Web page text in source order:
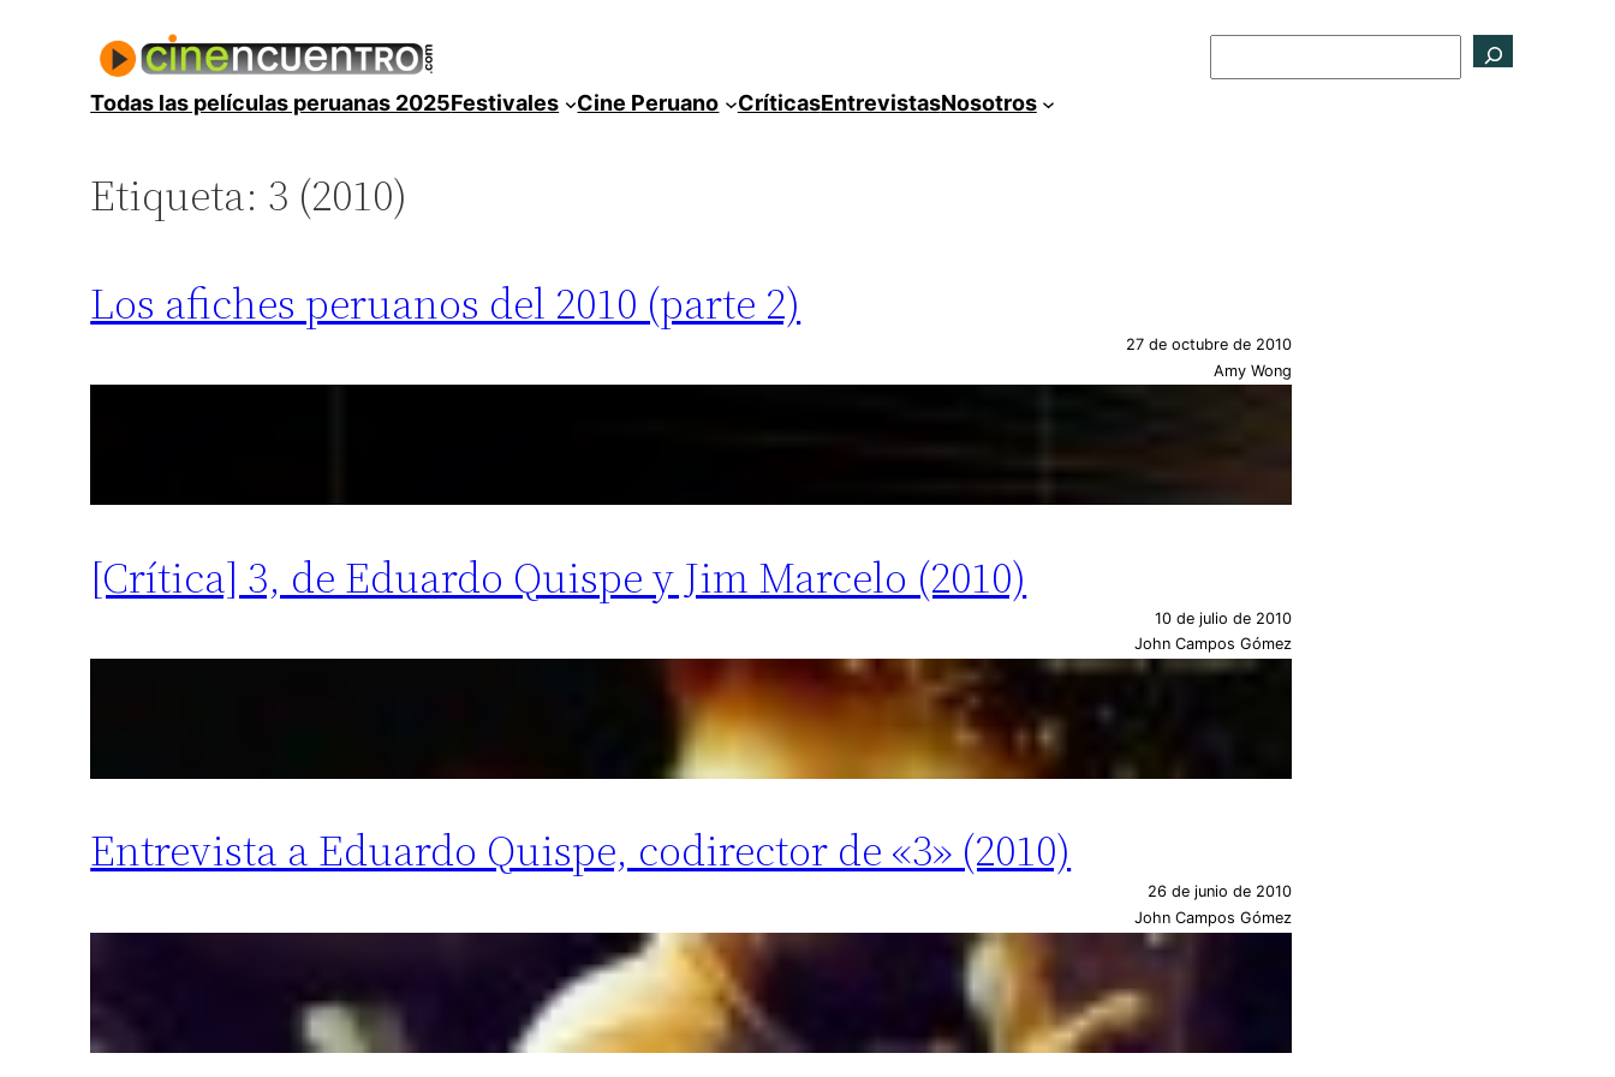
contenidoTodas las películas peruanas 2025Festivales Cine Peruano CríticasEntrevistasNosotros
Etiqueta: 3 (2010)
Los afiches peruanos del 2010 (parte 2)
27 de octubre de 2010
Amy Wong
[Crítica] 3, de Eduardo Quispe y Jim Marcelo (2010)
10 de julio de 2010
John Campos Gómez
Entrevista a Eduardo Quispe, codirector de «3» (2010)
26 de junio de 2010
John Campos Gómez